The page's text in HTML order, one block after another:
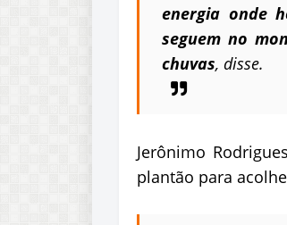
energia onde
seguem no
chuvas, disse.
Jerônimo
plantão para